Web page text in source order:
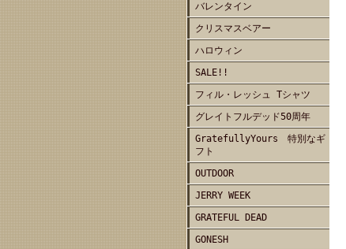
バレンタイン
クリスマスベアー
ハロウィン
SALE!!
フィル・レッシュ Tシャツ
グレイトフルデッド50周年
GratefullyYours 特別なギ
フト
OUTDOOR
JERRY WEEK
GRATEFUL DEAD
GONESH